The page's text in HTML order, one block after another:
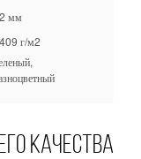
мм
г/м2
качества